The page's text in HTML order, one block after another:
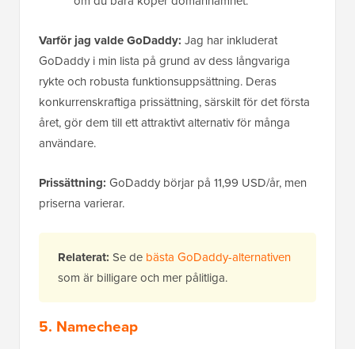
Varför jag valde GoDaddy: Jag har inkluderat
GoDaddy i min lista på grund av dess långvariga
rykte och robusta funktionsuppsättning. Deras
konkurrenskraftiga prissättning, särskilt för det första
året, gör dem till ett attraktivt alternativ för många
användare.
Prissättning: GoDaddy börjar på 11,99 USD/år, men
priserna varierar.
Relaterat: Se de bästa GoDaddy-alternativen
som är billigare och mer pålitliga.
5. Namecheap